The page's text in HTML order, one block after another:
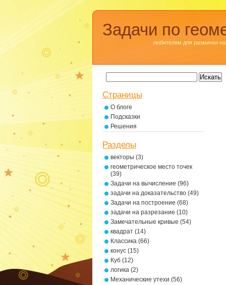
Задачи по
любителям для разминки на
Страницы
О блоге
Подсказки
Решения
Разделы
векторы (3)
геометрическое место точек
(39)
Задачи на вычисление (96)
задачи на доказательство (49)
Задачи на построение (68)
задачи на разрезание (10)
Замечательные кривые (54)
квадрат (14)
Классика (66)
конус (15)
Куб (12)
логика (2)
Механические утехи (56)